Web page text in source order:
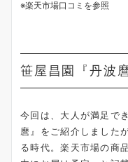
※楽天市場口コミを参照
笹屋昌園『丹波
今回は、大人が満足で
麿』をご紹介しました
る時代。楽天市場の商